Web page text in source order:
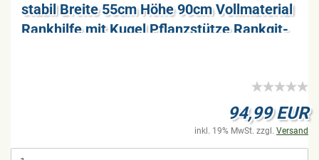
sta­bil Brei­te 55cm Höhe 90cm Voll­ma­te­ri­al
Rank­hil­fe mit Kugel Pflanz­stüt­ze Rank­git­
94,99 EUR
inkl. 19% MwSt. zzgl. Versand